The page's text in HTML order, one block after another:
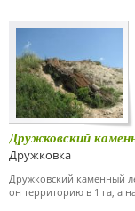
Дружковский
Дружковка
Дружковский каменный
он территорию в 1 га, а